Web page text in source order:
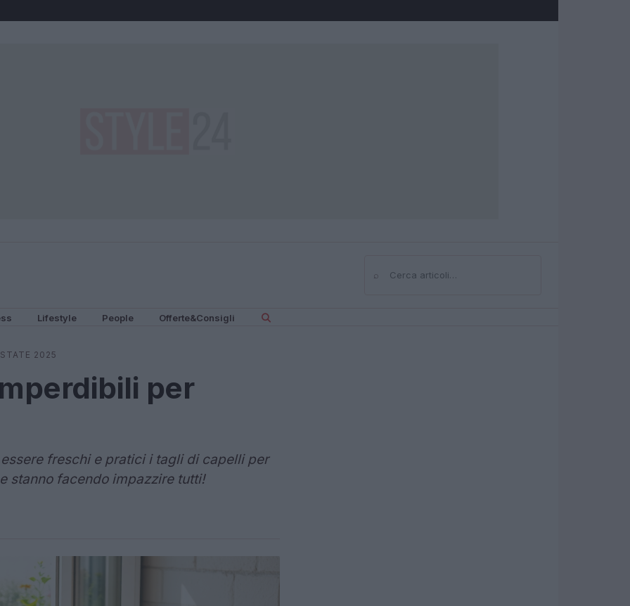
⌕Cerca
Lifestyle People Offerte&Consigli
2025
per
freschi e pratici i tagli di capelli per
stanno facendo impazzire tutti!